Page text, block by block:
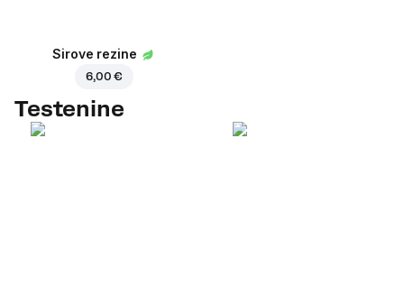
Sirove rezine
6,00 €
Testenine